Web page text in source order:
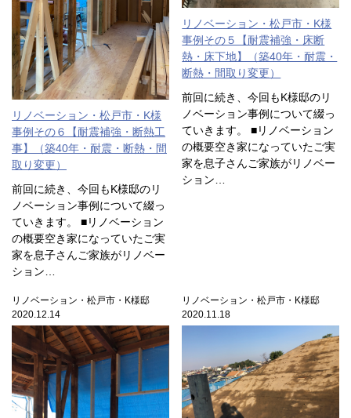
リノベーション・松戸市・K様
事例その６【耐震補強・断熱工
事】（築40年・耐震・断熱・間
取り変更）
前回に続き、今回もK様邸のリ
ノベーション事例について綴っ
ていきます。 ■リノベーション
の概要空き家になっていたご実
家を息子さんご家族がリノベー
ション…
リノベーション・松戸市・K様
事例その５【耐震補強・床断
熱・床下地】（築40年・耐震・
断熱・間取り変更）
前回に続き、今回もK様邸のリ
ノベーション事例について綴っ
ていきます。 ■リノベーション
の概要空き家になっていたご実
家を息子さんご家族がリノベー
ション…
リノベーション・松戸市・K様邸
2020.12.14
リノベーション・松戸市・K様邸
2020.11.18